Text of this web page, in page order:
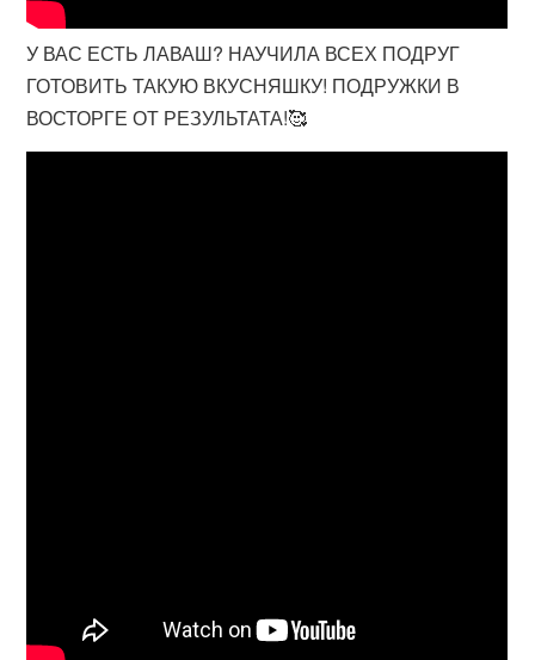
У ВАС ЕСТЬ ЛАВАШ? НАУЧИЛА ВСЕХ ПОДРУГ
ГОТОВИТЬ ТАКУЮ ВКУСНЯШКУ! ПОДРУЖКИ В
ВОСТОРГЕ ОТ РЕЗУЛЬТАТА!🥰